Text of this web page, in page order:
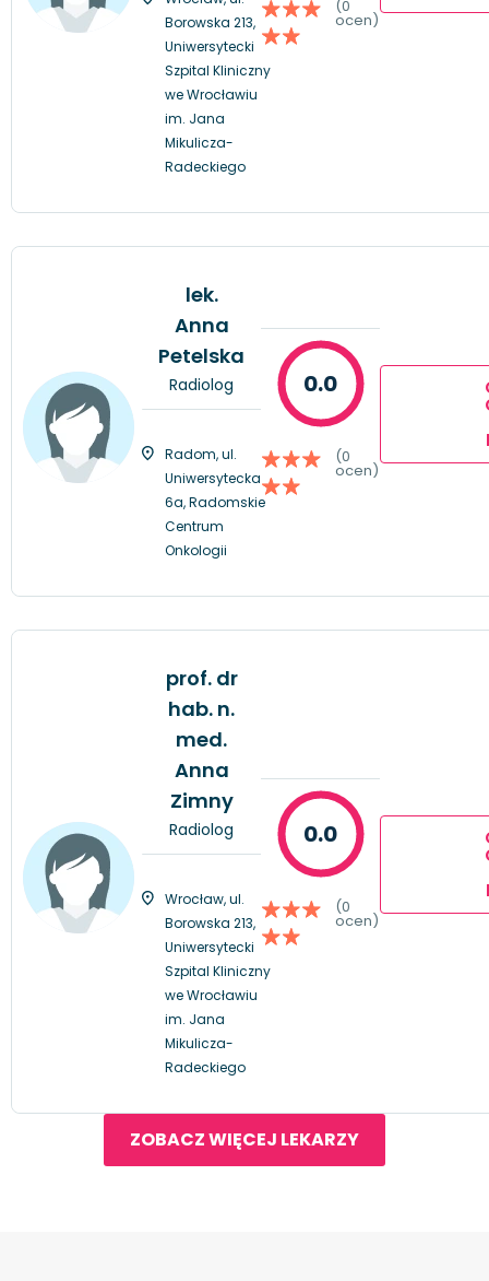
Borowska 213,
Uniwersytecki
Szpital Kliniczny
we Wrocławiu
im. Jana
Mikulicza-
Radeckiego
(0
ocen)
lek.
Anna
Petelska
Radiolog
Radom, ul.
Uniwersytecka
6a, Radomskie
Centrum
Onkologii
0.0
(0
ocen)
prof. dr
hab. n.
med.
Anna
Zimny
Radiolog
Wrocław, ul.
Borowska 213,
Uniwersytecki
Szpital Kliniczny
we Wrocławiu
im. Jana
Mikulicza-
Radeckiego
0.0
(0
ocen)
ZOBACZ WIĘCEJ LEKARZY